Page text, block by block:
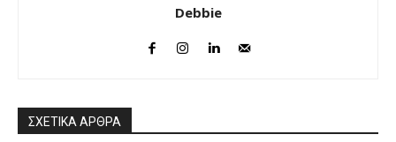
Debbie
ΣΧΕΤΙΚΑ ΑΡΘΡΑ